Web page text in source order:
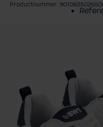
Vind
Productnummer: